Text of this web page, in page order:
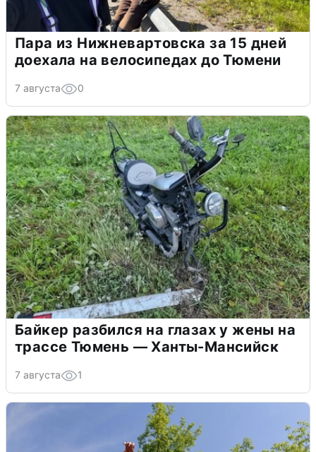
Пара из Нижневартовска за 15 дней
доехала на велосипедах до Тюмени
7 августа 0
Байкер разбился на глазах у жены на
трассе Тюмень — Ханты-Мансийск
7 августа 1